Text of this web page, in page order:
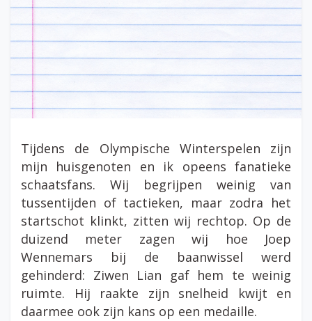
Tijdens de Olympische Winterspelen zijn
mijn huisgenoten en ik opeens fanatieke
schaatsfans. Wij begrijpen weinig van
tussentijden of tactieken, maar zodra het
startschot klinkt, zitten wij rechtop. Op de
duizend meter zagen wij hoe Joep
Wennemars bij de baanwissel werd
gehinderd: Ziwen Lian gaf hem te weinig
ruimte. Hij raakte zijn snelheid kwijt en
daarmee ook zijn kans op een medaille.